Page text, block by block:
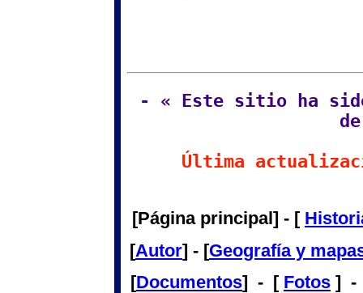
- « Este sitio ha
Última
[Página principal] - [
[Autor] - [Geografía y
[Documentos] - [ Fotos ] -